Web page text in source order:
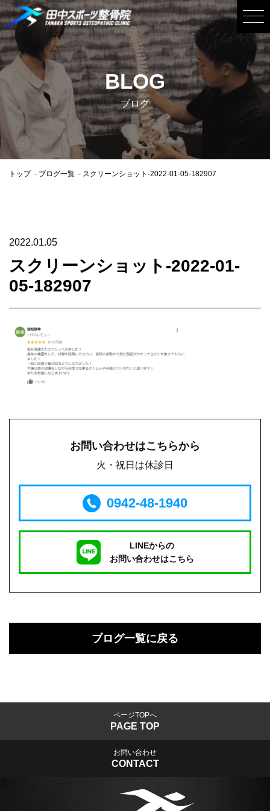
BLOG
ブログ
トップ ブログ一覧 スクリーンショット-2022-01-05-182907
2022.01.05
スクリーンショット-2022-01-
05-182907
お問い合わせはこちらから
火・祝日は休診日
0942-48-1940
LINEからの
お問い合わせはこちら
ブログ一覧に戻る
ページTOPへ
PAGE TOP
お問い合わせ
CONTACT